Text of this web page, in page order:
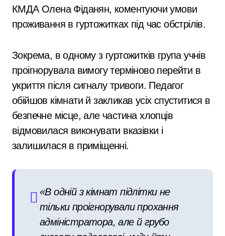
КМДА Олена Фіданян, коментуючи умови
проживання в гуртожитках під час обстрілів.
Зокрема, в одному з гуртожитків група учнів
проігнорувала вимогу терміново перейти в
укриття після сигналу тривоги. Педагог
обійшов кімнати й закликав усіх спуститися в
безпечне місце, але частина хлопців
відмовилася виконувати вказівки і
залишилася в приміщенні.
«В одній з кімнат підлітки не
тільки проігнорували прохання
адміністратора, але й грубо